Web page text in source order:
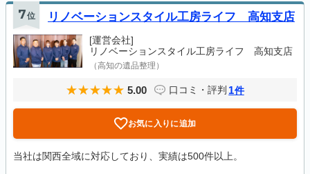
7位 リノベーションスタイル工房ライフ 高知支店
[運営会社]
リノベーションスタイル工房ライフ 高知支店
（高知の遺品整理）
5.00 口コミ・評判 1件
お気に入りに追加
当社は関西全域に対応しており、実績は500件以上。